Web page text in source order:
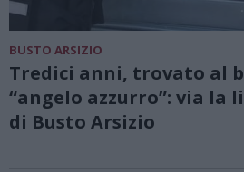
BUSTO ARSIZIO
Tredici anni, trovato al
“angelo azzurro”: via la
di Busto Arsizio